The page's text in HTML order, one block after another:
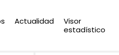
Actualidad
Visor
estadístico